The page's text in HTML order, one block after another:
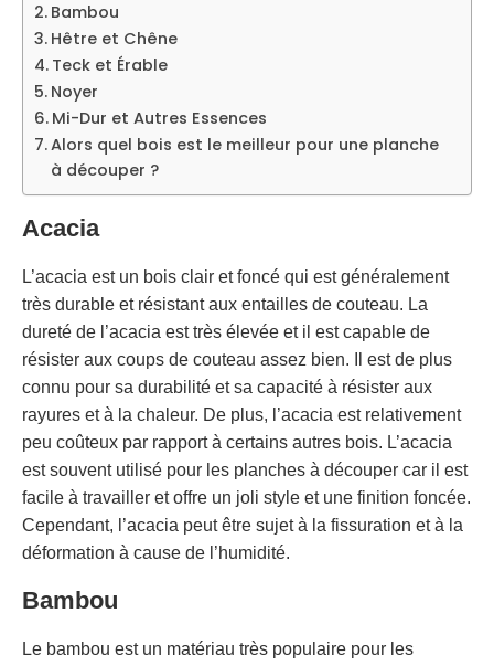
Bambou
Hêtre et Chêne
Teck et Érable
Noyer
Mi-Dur et Autres Essences
Alors quel bois est le meilleur pour une planche
à découper ?
Acacia
L’acacia est un bois clair et foncé qui est généralement
très durable et résistant aux entailles de couteau. La
dureté de l’acacia est très élevée et il est capable de
résister aux coups de couteau assez bien. Il est de plus
connu pour sa durabilité et sa capacité à résister aux
rayures et à la chaleur. De plus, l’acacia est relativement
peu coûteux par rapport à certains autres bois. L’acacia
est souvent utilisé pour les planches à découper car il est
facile à travailler et offre un joli style et une finition foncée.
Cependant, l’acacia peut être sujet à la fissuration et à la
déformation à cause de l’humidité.
Bambou
Le bambou est un matériau très populaire pour les